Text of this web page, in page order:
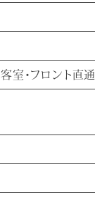
客室・フロント直通